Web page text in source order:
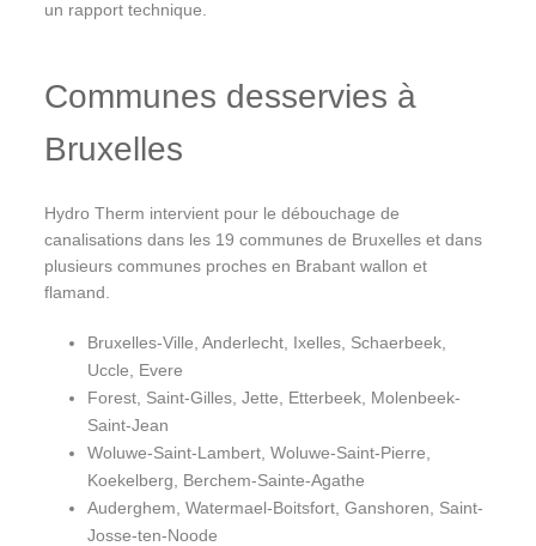
un rapport technique.
Communes desservies à
Bruxelles
Hydro Therm intervient pour le débouchage de
canalisations dans les 19 communes de Bruxelles et dans
plusieurs communes proches en Brabant wallon et
flamand.
Bruxelles-Ville, Anderlecht, Ixelles, Schaerbeek,
Uccle, Evere
Forest, Saint-Gilles, Jette, Etterbeek, Molenbeek-
Saint-Jean
Woluwe-Saint-Lambert, Woluwe-Saint-Pierre,
Koekelberg, Berchem-Sainte-Agathe
Auderghem, Watermael-Boitsfort, Ganshoren, Saint-
Josse-ten-Noode